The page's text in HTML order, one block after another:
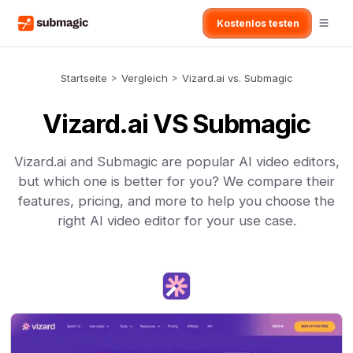
Kostenlos testen
Startseite > Vergleich > Vizard.ai vs. Submagic
Vizard.ai VS Submagic
Vizard.ai and Submagic are popular AI video editors,
but which one is better for you? We compare their
features, pricing, and more to help you choose the
right AI video editor for your use case.